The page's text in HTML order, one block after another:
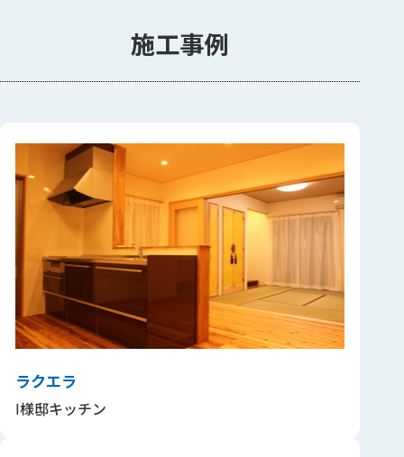
施工事例
ラクエラ
Ⅰ様邸キッチン